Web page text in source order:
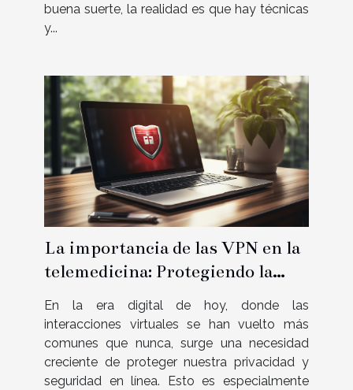
buena suerte, la realidad es que hay técnicas
y...
La importancia de las VPN en la
telemedicina: Protegiendo la
información del paciente
En la era digital de hoy, donde las
interacciones virtuales se han vuelto más
comunes que nunca, surge una necesidad
creciente de proteger nuestra privacidad y
seguridad en línea. Esto es especialmente